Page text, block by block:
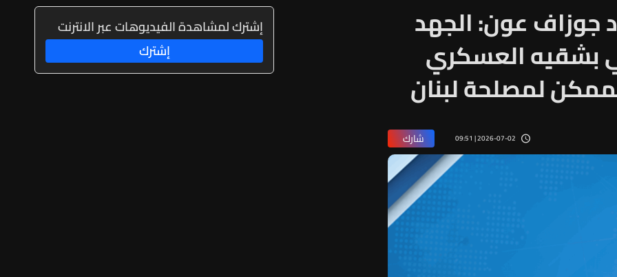
جوزاف عون: الجهد
بشقيه العسكري
لمصلحة لبنان
2026-07-02 | 09:51 شارك
إشترك لمشاهدة الفيديوهات عبر الانترنت
إشترك